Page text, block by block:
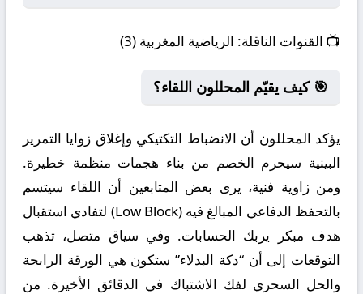
📺 القنوات الناقلة: الرياضية المغربية (3)
🎯 كيف يقيّم المحللون اللقاء؟
يؤكد المحللون أن الانضباط التكتيكي وإغلاق زوايا التمرير
البينية سيحرم الخصم من بناء هجمات منظمة خطيرة.
ومن زاوية فنية، يرى بعض المتابعين أن اللقاء سيتسم
بالتحفظ الدفاعي المبالغ فيه (Low Block) لتفادي استقبال
هدف مبكر يربك الحسابات. وفي سياق متصل، تذهب
التوقعات إلى أن “دكة البدلاء” ستكون هي الورقة الرابحة
والحل السحري لفك الاشتباك في الدقائق الأخيرة. من